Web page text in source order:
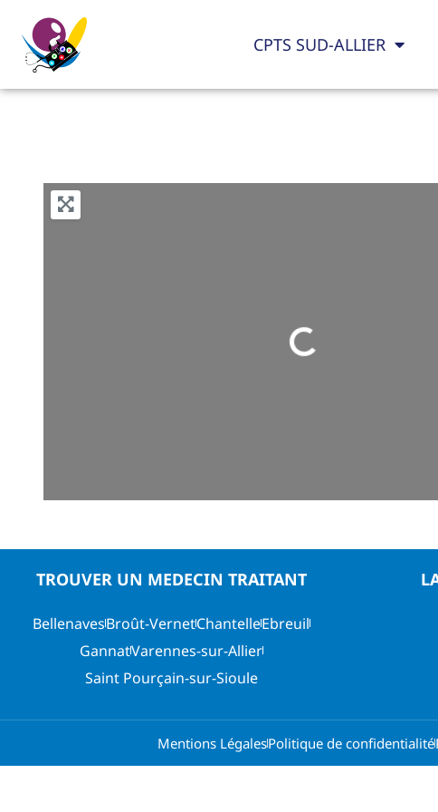
CPTS SUD-ALLIER
Loading...
TROUVER UN MEDECIN TRAITANT
BellenavesBroût-VernetChantelleEbreuil
GannatVarennes-sur-Allier
Saint Pourçain-sur-Sioule
Mentions LégalesPolitique de confidentialité